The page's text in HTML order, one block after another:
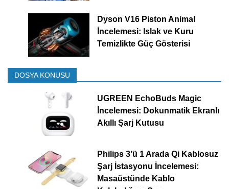
Dyson V16 Piston Animal
İncelemesi: Islak ve Kuru
Temizlikte Güç Gösterisi
DOSYA KONUSU
UGREEN EchoBuds Magic
İncelemesi: Dokunmatik Ekranlı
Akıllı Şarj Kutusu
Philips 3’ü 1 Arada Qi Kablosuz
Şarj İstasyonu İncelemesi:
Masaüstünde Kablo